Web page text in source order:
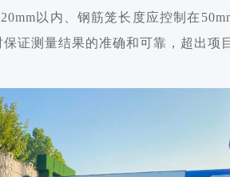
以内、钢筋笼长度应控制在
证测量结果的准确和可靠，超出项